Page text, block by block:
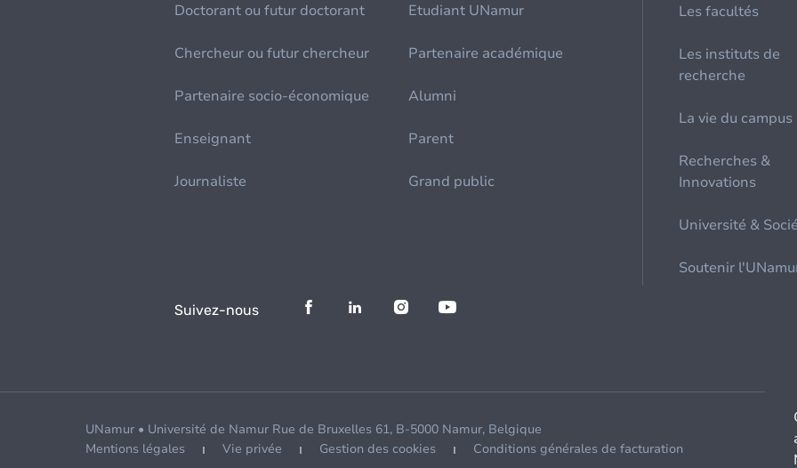
Doctorant ou futur doctorant Etudiant UNamur
Chercheur ou futur chercheur Partenaire académique
Partenaire socio-économique Alumni
Enseignant Parent
Journaliste Grand public
Les facultés
Les instituts de
recherche
La vie du campus
Recherches &
Innovations
Université &
Soutenir
Suivez-nous
UNamur • Université de Namur Rue de Bruxelles 61, B-5000 Namur, Belgique
Mentions légales
Vie privée Gestion des cookies Conditions générales de facturation